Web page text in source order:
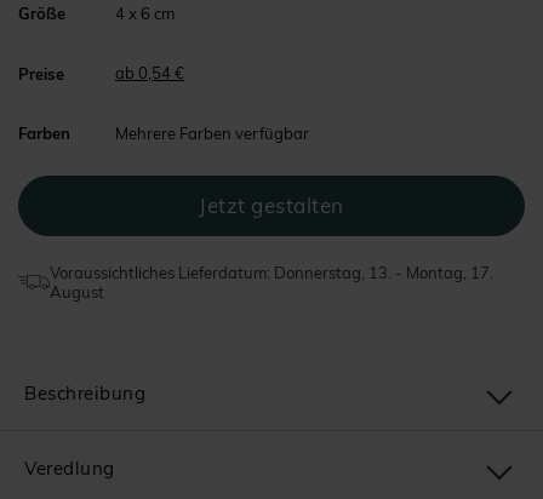
Größe 4 x 6 cm
Preise ab 0,54 €
Farben Mehrere Farben verfügbar
Voraussichtliches Lieferdatum: Donnerstag, 13. - Montag, 17.
August
Beschreibung
Veredlung